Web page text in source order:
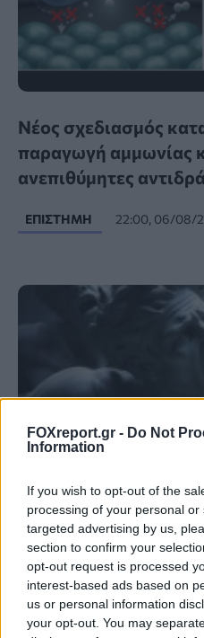
FOXreport.gr - Do Not
Information
If you wish to opt-out of the
processing of your personal
targeted advertising by us,
section to confirm your
opt-out request is processed
interest-based ads based on
us or personal information
your opt-out. You may
Νέος σχεδιασμός
παραγωγή αμμωνίας
ανεπιθύμητες
ΕΠΙΣΤΉΜΗ 22:00, 06/08/
Κουίζ: Πόσο καλά
μυθολογία; Μπορείτε
ΨΥΧΑΓΩΓΊΑ 21:00, 06/